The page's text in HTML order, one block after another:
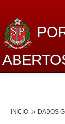
INÍCIO DADOS